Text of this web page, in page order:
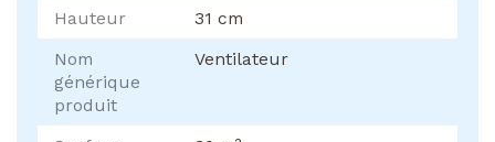
Hauteur
31 cm
Nom
générique
produit
Ventilateur